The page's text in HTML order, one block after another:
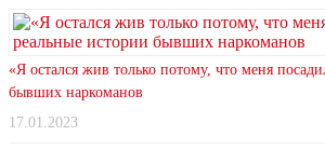
«Я остался жив только потому, что меня
бывших наркоманов
17.01.2023